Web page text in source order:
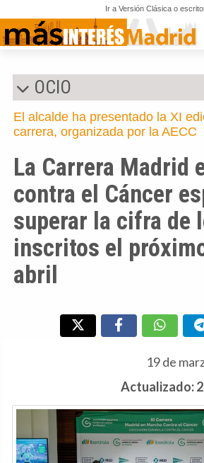
Ir a Versión Clásica o
OCIO
El alcalde ha presentado la XI
carrera, organizada por la AECC
La Carrera Madrid
contra el Cáncer
superar la cifra de
inscritos el
abril
19 de
Actualizado: